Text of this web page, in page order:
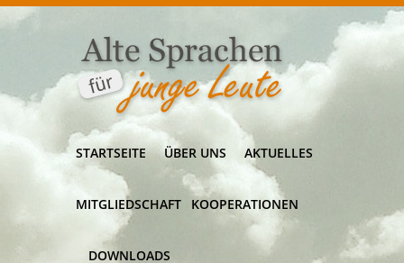
STARTSEITE ÜBER UNS AKTUELLES
MITGLIEDSCHAFT KOOPERATIONEN
DOWNLOADS